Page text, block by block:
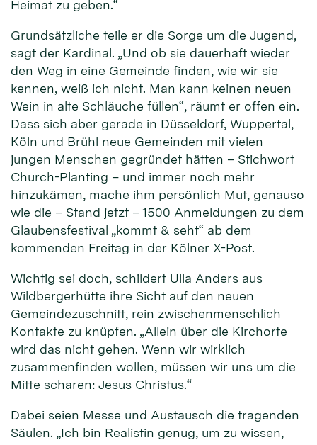
Heimat zu geben.“
Grundsätzliche teile er die Sorge um die Jugend,
sagt der Kardinal. „Und ob sie dauerhaft wieder
den Weg in eine Gemeinde finden, wie wir sie
kennen, weiß ich nicht. Man kann keinen neuen
Wein in alte Schläuche füllen“, räumt er offen ein.
Dass sich aber gerade in Düsseldorf, Wuppertal,
Köln und Brühl neue Gemeinden mit vielen
jungen Menschen gegründet hätten – Stichwort
Church-Planting – und immer noch mehr
hinzukämen, mache ihm persönlich Mut, genauso
wie die – Stand jetzt – 1500 Anmeldungen zu dem
Glaubensfestival „kommt & seht“ ab dem
kommenden Freitag in der Kölner X-Post.
Wichtig sei doch, schildert Ulla Anders aus
Wildbergerhütte ihre Sicht auf den neuen
Gemeindezuschnitt, rein zwischenmenschlich
Kontakte zu knüpfen. „Allein über die Kirchorte
wird das nicht gehen. Wenn wir wirklich
zusammenfinden wollen, müssen wir uns um die
Mitte scharen: Jesus Christus.“
Dabei seien Messe und Austausch die tragenden
Säulen. „Ich bin Realistin genug, um zu wissen,